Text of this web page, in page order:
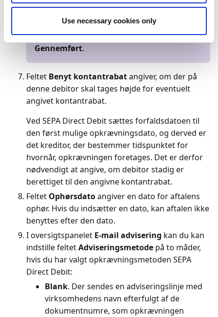
Use necessary cookies only
gennemført. Aftalens overførselsstatus
ændrer sig fraSkal ikke overførestil
Gennemført.
Feltet Benyt kontantrabatangiver, om der på
denne debitor skal tages højde for eventuelt
angivet kontantrabat.
Ved SEPA Direct Debit sættes forfaldsdatoen til
den først mulige opkrævningsdato, og derved er
det kreditor, der bestemmer tidspunktet for
hvornår, opkrævningen foretages. Det er derfor
nødvendigt at angive, om debitor stadig er
berettiget til den angivne kontantrabat.
Feltet Ophørsdatoangiver en dato for aftalens
ophør. Hvis du indsætter en dato, kan aftalen ikke
benyttes efter den dato.
I oversigtspanelet E-mail advisering kan du kan
indstille feltetAdviseringsmetode på to måder,
hvis du har valgt opkrævningsmetoden SEPA
Direct Debit:
Blank. Der sendes en adviseringslinje med
virksomhedens navn efterfulgt af de
dokumentnumre, som opkrævningen